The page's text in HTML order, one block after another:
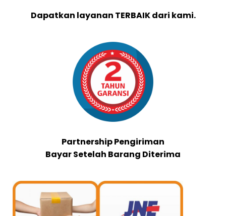
Dapatkan layanan TERBAIK dari kami.
Partnership Pengiriman
Bayar Setelah Barang Diterima